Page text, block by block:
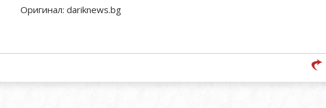
Оригинал: dariknews.bg